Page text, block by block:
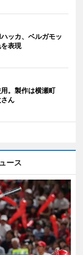
ッカ、ベルガモッ
表現
。製作は横瀬町
さん
ース